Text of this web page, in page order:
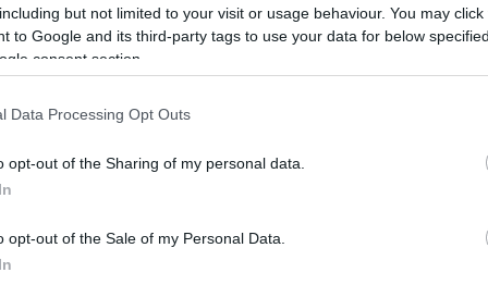
but not limited to your visit or usage behaviour. You may
to Google and its third-party tags to use your data for below
consent section.
Data Processing Opt Outs
opt-out of the Sharing of my personal data.
opt-out of the Sale of my Personal Data.
ΔΙΑΦΗΜΙΣΗ